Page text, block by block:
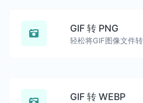
GIF 转 PNG
GIF 转 WEBP